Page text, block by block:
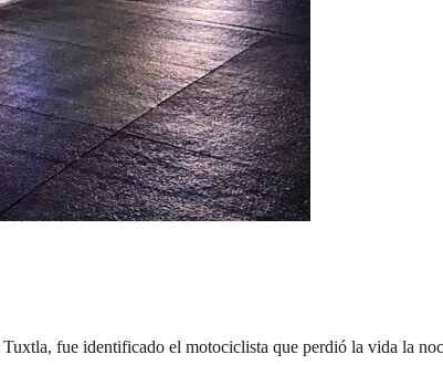
fue identificado el motociclista que perdió la vida la